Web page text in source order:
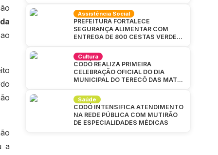
a
Assistência Social
PREFEITURA FORTALECE
SEGURANÇA ALIMENTAR COM
ENTREGA DE 800 CESTAS VERDES
Cultura
CODÓ REALIZA PRIMEIRA
CELEBRAÇÃO OFICIAL DO DIA
MUNICIPAL DO TERECÔ DAS MATAS
Saúde
CODÓ INTENSIFICA ATENDIMENTO
NA REDE PÚBLICA COM MUTIRÃO
DE ESPECIALIDADES MÉDICAS